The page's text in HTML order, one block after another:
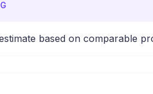
based on comparable